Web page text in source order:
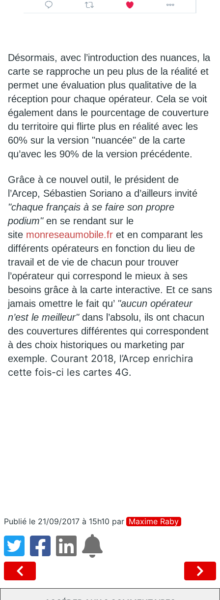
Désormais, avec l’introduction des nuances, la
carte se rapproche un peu plus de la réalité et
permet une évaluation plus qualitative de la
réception pour chaque opérateur. Cela se voit
également dans le pourcentage de couverture
du territoire qui flirte plus en réalité avec les
60% sur la version "nuancée" de la carte
qu’avec les 90% de la version précédente.
Grâce à ce nouvel outil, le président de
l’Arcep, Sébastien Soriano a d’ailleurs invité
"chaque français à se faire son propre
podium"en se rendant sur le
site monreseaumobile.fr et en comparant les
différents opérateurs en fonction du lieu de
travail et de vie de chacun pour trouver
l’opérateur qui correspond le mieux à ses
besoins grâce à la carte interactive. Et ce sans
jamais omettre le fait qu’ "aucun opérateur
n’est le meilleur"dans l’absolu, ils ont chacun
des couvertures différentes qui correspondent
à des choix historiques ou marketing par
exemple. Courant 2018, l’Arcep enrichira
cette fois-ci les cartes 4G.
Publié le 21/09/2017 à 15h10 par Maxime Raby